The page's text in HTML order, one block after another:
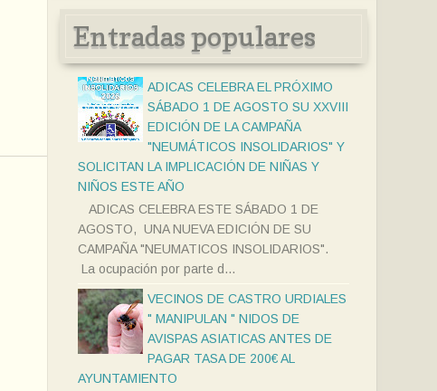
Entradas populares
ADICAS CELEBRA EL PRÓXIMO
SÁBADO 1 DE AGOSTO SU XXVIII
EDICIÓN DE LA CAMPAÑA
"NEUMÁTICOS INSOLIDARIOS" Y
SOLICITAN LA IMPLICACIÓN DE NIÑAS Y
NIÑOS ESTE AÑO
ADICAS CELEBRA ESTE SÁBADO 1 DE
AGOSTO, UNA NUEVA EDICIÓN DE SU
CAMPAÑA "NEUMATICOS INSOLIDARIOS".
La ocupación por parte d...
VECINOS DE CASTRO URDIALES
" MANIPULAN " NIDOS DE
AVISPAS ASIATICAS ANTES DE
PAGAR TASA DE 200€ AL
AYUNTAMIENTO